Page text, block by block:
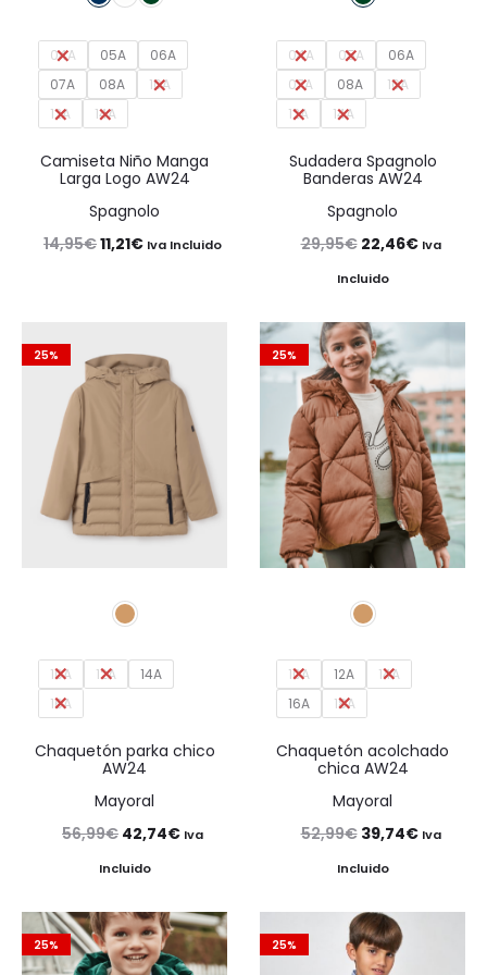
04A 05A
06A
07A
08A
10A
12A
14A
Camiseta Niño Manga
Larga Logo AW24
Spagnolo
14,95€El
14,95€.
11,21€El
11,21€.
Iva Incluido
04A 05A
06A
07A
08A
10A
12A
14A
Sudadera Spagnolo
Banderas AW24
Spagnolo
29,95€ El
precio
era:
29,95€.
22,46€El
es:
22,46€.
Iva
Incluido
25%
10A 12A
14A
16A
Chaquetón parka chico
AW24
Mayoral
56,99€ El
precio
era:
56,99€.
42,74€El
es:
42,74€.
Iva
Incluido
25%
10A 12A
14A
16A
18A
Chaquetón acolchado
chica AW24
Mayoral
52,99€ El
precio
era:
52,99€.
39,74€ElIva
Incluido
25% 25%